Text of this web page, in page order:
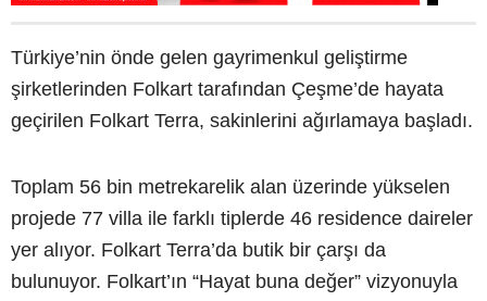
Türkiye’nin önde gelen gayrimenkul geliştirme
şirketlerinden Folkart tarafından Çeşme’de hayata
geçirilen Folkart Terra, sakinlerini ağırlamaya başladı.
Toplam 56 bin metrekarelik alan üzerinde yükselen
projede 77 villa ile farklı tiplerde 46 residence daireler
yer alıyor. Folkart Terra’da butik bir çarşı da
bulunuyor. Folkart’ın “Hayat buna değer” vizyonuyla